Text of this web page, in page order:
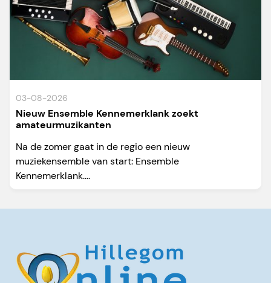
03-08-2026
Nieuw Ensemble Kennemerklank zoekt
amateurmuzikanten
Na de zomer gaat in de regio een nieuw
muziekensemble van start: Ensemble
Kennemerklank....